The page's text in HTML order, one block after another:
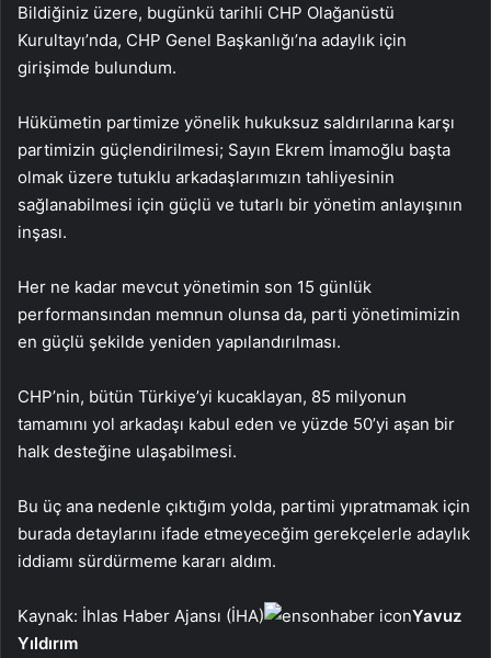
Bildiğiniz üzere, bugünkü tarihli CHP Olağanüstü
Kurultayı’nda, CHP Genel Başkanlığı’na adaylık için
girişimde bulundum.
Hükümetin partimize yönelik hukuksuz saldırılarına karşı
partimizin güçlendirilmesi; Sayın Ekrem İmamoğlu başta
olmak üzere tutuklu arkadaşlarımızın tahliyesinin
sağlanabilmesi için güçlü ve tutarlı bir yönetim anlayışının
inşası.
Her ne kadar mevcut yönetimin son 15 günlük
performansından memnun olunsa da, parti yönetimimizin
en güçlü şekilde yeniden yapılandırılması.
CHP’nin, bütün Türkiye’yi kucaklayan, 85 milyonun
tamamını yol arkadaşı kabul eden ve yüzde 50’yi aşan bir
halk desteğine ulaşabilmesi.
Bu üç ana nedenle çıktığım yolda, partimi yıpratmamak için
burada detaylarını ifade etmeyeceğim gerekçelerle adaylık
iddiamı sürdürmeme kararı aldım.
Kaynak: İhlas Haber Ajansı (İHA)
Yavuz
Yıldırım